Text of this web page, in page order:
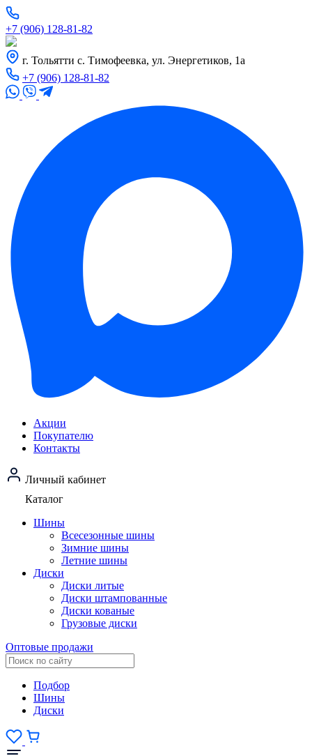
+7 (906) 128-81-82
г. Тольятти с. Тимофеевка, ул. Энергетиков, 1а
+7 (906) 128-81-82
Акции
Покупателю
Контакты
Личный кабинет
Каталог
Шины
Всесезонные шины
Зимние шины
Летние шины
Диски
Диски литые
Диски штампованные
Диски кованые
Грузовые диски
Оптовые продажи
Подбор
Шины
Диски